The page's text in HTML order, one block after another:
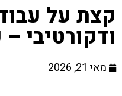
קצת על
ודקורטיבי
מאי 21, 2026